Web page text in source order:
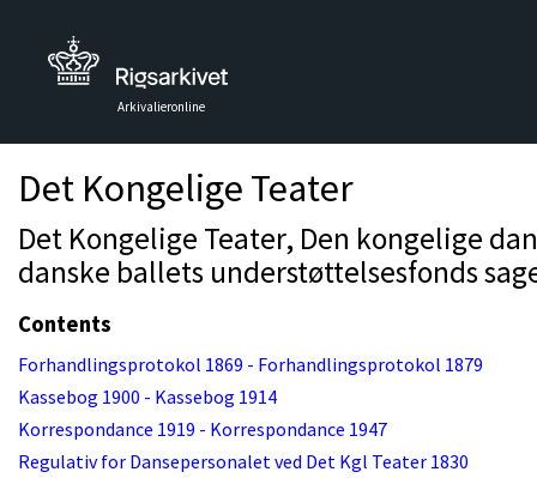
Arkivalieronline
Det Kongelige Teater
Det Kongelige Teater, Den kongelige
danske ballets understøttelsesfonds
Contents
Forhandlingsprotokol 1869 - Forhandlingsprotokol 1879
Kassebog 1900 - Kassebog 1914
Korrespondance 1919 - Korrespondance 1947
Regulativ for Dansepersonalet ved Det Kgl Teater 1830